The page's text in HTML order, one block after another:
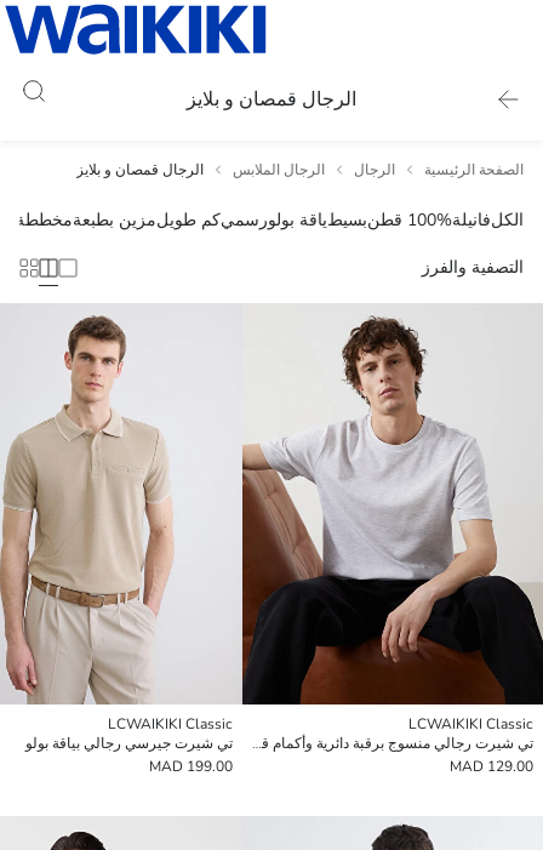
الرجال قمصان و بلايز
الصفحة الرئيسية الرجال الرجال الملابس الرجال قمصان و بلايز
الكلفانيلة100% قطن بسيطياقة بولورسميكم طويلمزين بطبعةمخططة
التصفية والفرز
LCWAIKIKI Classic
تي شيرت رجالي منسوج برقبة دائرية وأكمام قصيرة
129.00 MAD
LCWAIKIKI Classic
تي شيرت جيرسي رجالي بياقة بولو
199.00 MAD